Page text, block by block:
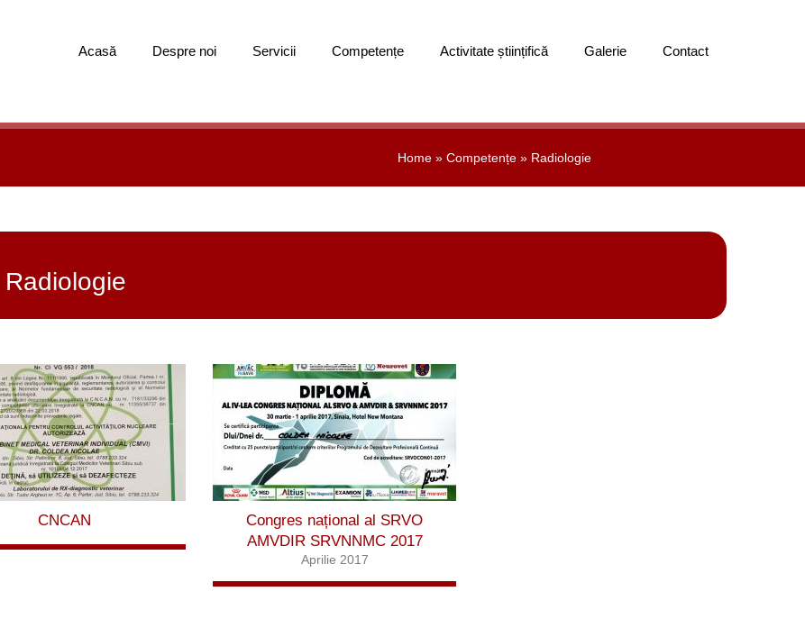
Acasă Despre noi Servicii Competențe Activitate științifică Galerie Contact
Home » Competențe » Radiologie
Radiologie
CNCAN
Congres național al SRVO
AMVDIR SRVNNMC 2017
Aprilie 2017